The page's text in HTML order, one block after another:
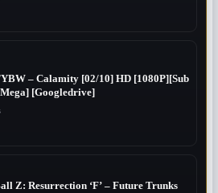
– Calamity [02/10] HD [1080P][Sub
[Googledrive]
Z: Resurrection ‘F’ – Future Trunks